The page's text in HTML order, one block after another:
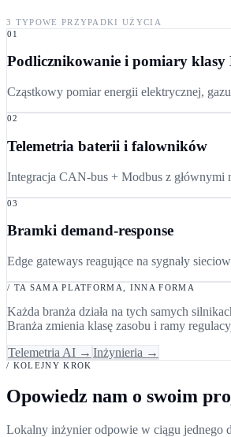
3 TYPOWE PRZYPADKI UŻYCIA
01
Podlicznikowanie i pomiary klasy
Cząstkowy pomiar energii elektrycznej,
02
Telemetria baterii i falowników
Integracja CAN-bus + Modbus z głównymi
03
Bramki demand-response
Edge gateways reagujące na sygnały
/ TA SAMA PLATFORMA, INNA FORMA
Każda branża działa na tych samych
Branża zmienia klasę zasobu i ramy
Telemetria AI → Inżynieria →
/ KOLEJNY KROK
Opowiedz nam o swoim
Lokalny inżynier odpowie w ciągu jednego